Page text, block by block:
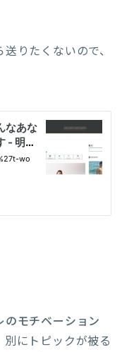
りたくないので、
のモチベーション
にトピックが被る